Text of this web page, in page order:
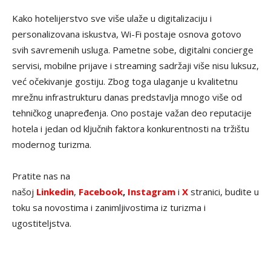
Kako hotelijerstvo sve više ulaže u digitalizaciju i
personalizovana iskustva, Wi-Fi postaje osnova gotovo
svih savremenih usluga. Pametne sobe, digitalni concierge
servisi, mobilne prijave i streaming sadržaji više nisu luksuz,
već očekivanje gostiju. Zbog toga ulaganje u kvalitetnu
mrežnu infrastrukturu danas predstavlja mnogo više od
tehničkog unapređenja. Ono postaje važan deo reputacije
hotela i jedan od ključnih faktora konkurentnosti na tržištu
modernog turizma.
Pratite nas na
našoj Linkedin, Facebook, Instagram i X stranici, budite u
toku sa novostima i zanimljivostima iz turizma i
ugostiteljstva.